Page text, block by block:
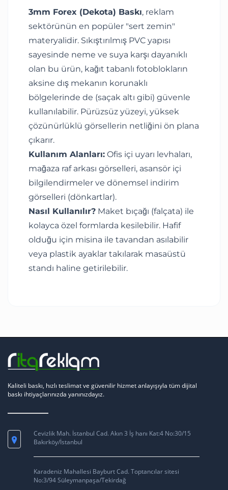
3mm Forex (Dekota) Baskı, reklam
sektörünün en popüler "sert zemin"
materyalidir. Sıkıştırılmış PVC yapısı
sayesinde neme ve suya karşı dayanıklı
olan bu ürün, kağıt tabanlı fotoblokların
aksine dış mekanın korunaklı
bölgelerinde de (saçak altı gibi) güvenle
kullanılabilir. Pürüzsüz yüzeyi, yüksek
çözünürlüklü görsellerin netliğini ön plana
çıkarır.
Kullanım Alanları: Ofis içi uyarı levhaları,
mağaza raf arkası görselleri, asansör içi
bilgilendirmeler ve dönemsel indirim
görselleri (dönkartlar).
Nasıl Kullanılır? Maket bıçağı (falçata) ile
kolayca özel formlarda kesilebilir. Hafif
olduğu için misina ile tavandan asılabilir
veya plastik ayaklar takılarak masaüstü
standı haline getirilebilir.
Kaliteli baskı, hızlı teslimat ve güvenilir hizmet anlayışıyla tüm dijital
baskı ihtiyaçlarınızda yanınızdayız.
Cevizlik Mah. İstanbul Cad. Akın 3 İş hanı Kat:4 No:30/15
Bakırköy/İstanbul
Karadeniz Mahallesi Bayburt Cad. Toptancılar sitesi
No:3/94 Süleymanpaşa/Tekirdağ